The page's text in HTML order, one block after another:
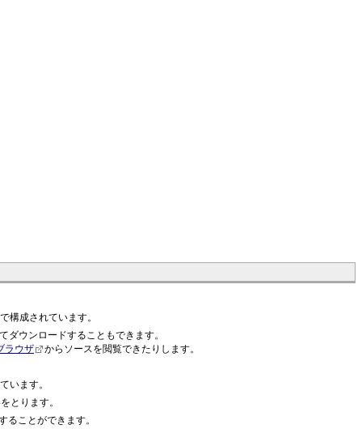
構成されています。
ダウンロードすることもできます。
ラウザ
からソースを閲覧できたりします。
います。
とります。
ることができます。